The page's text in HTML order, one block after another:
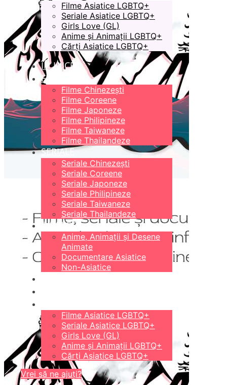
Filme Asiatice LGBTQ+
Seriale Asiatice LGBTQ+
Girls Love (GL)
Anime și Animații LGBTQ+
Cărți Asiatice LGBTQ+
ÎN LUCRU
FILME
Filme Chinezești
Filme Coreene
Filme Japoneze
Filme Philipineze
Filme Taiwaneze
Filme Thailandeze
SERIALE
Seriale Chinezești
Seriale Coreene
Seriale Japoneze
Seriale Philipineze
Seriale Taiwaneze
Seriale Thailandeze
DIVERSE
Anime, Animații și Desene
Animate
Documentare Asiatice
Non-Asiatice
Filme Asiatice LGBTQ+
Seriale Asiatice LGBTQ+
Girls Love (GL)
Anime și Animații LGBTQ+
Cărți Asiatice LGBTQ+
Vrei să ne ajuți?